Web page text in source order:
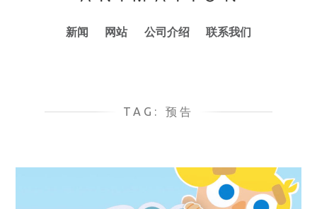
新闻 网站 公司介绍 联系我们
TAG: 预告